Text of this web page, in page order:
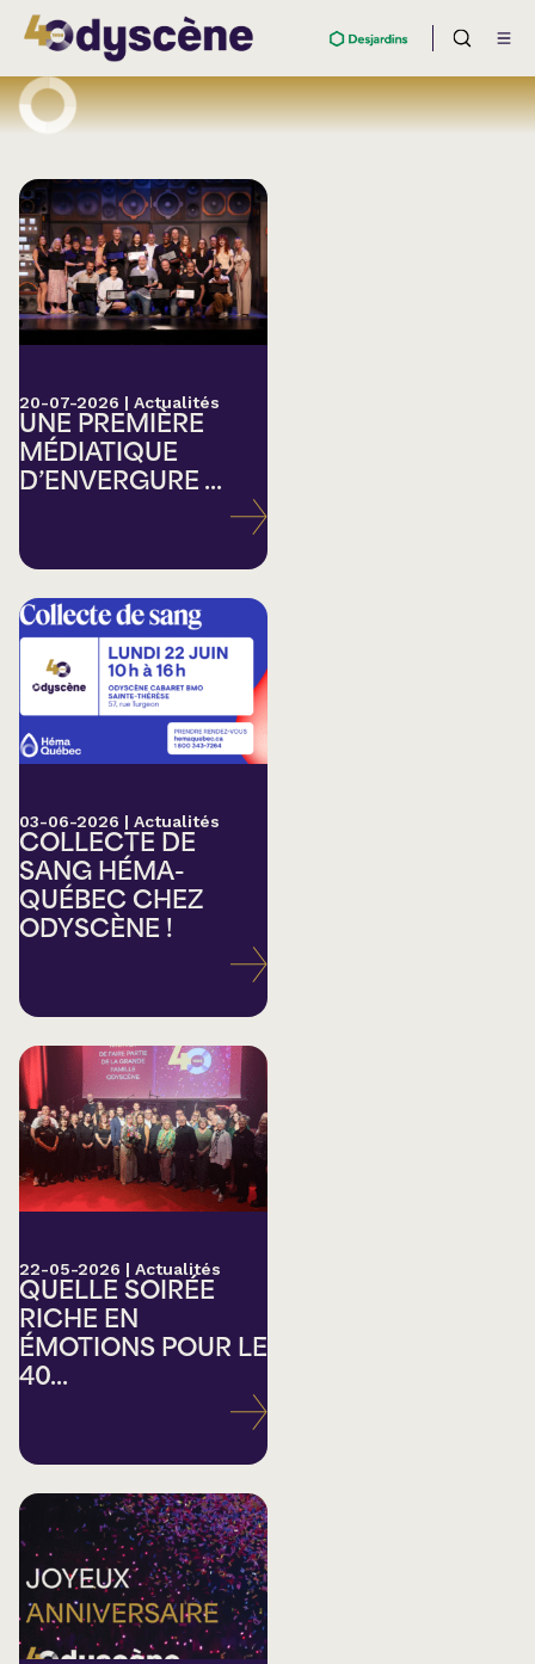
20-07-2026 | Actualités
UNE PREMIÈRE
MÉDIATIQUE
D’ENVERGURE ...
03-06-2026 | Actualités
COLLECTE DE
SANG HÉMA-
QUÉBEC CHEZ
ODYSCÈNE !
22-05-2026 | Actualités
QUELLE SOIRÉE
RICHE EN
ÉMOTIONS POUR LE
40...